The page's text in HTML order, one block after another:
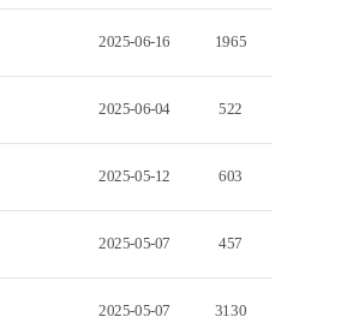
2025-06-16 1965
2025-06-04 522
2025-05-12 603
2025-05-07 457
2025-05-07 3130